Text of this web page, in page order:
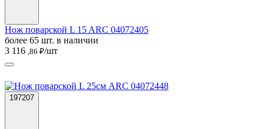
Нож поварской L 15 ARC 04072405
более 65 шт. в наличии
3 116 ,86 ₽/шт
197207